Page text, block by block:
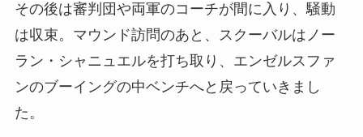
その後は審判団や両軍のコーチが間に入り、騒動
は収束。マウンド訪問のあと、スクーバルはノー
ラン・シャニュエルを打ち取り、エンゼルスファ
ンのブーイングの中ベンチへと戻っていきまし
た。